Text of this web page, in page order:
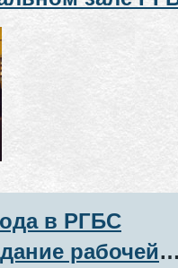
в РГБС
рабочей